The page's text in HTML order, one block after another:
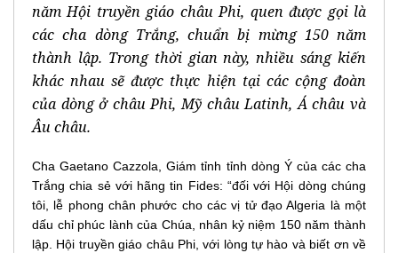
năm Hội truyền giáo châu Phi, quen được gọi là
các cha dòng Trắng, chuẩn bị mừng 150 năm
thành lập. Trong thời gian này, nhiều sáng kiến
khác nhau sẽ được thực hiện tại các cộng đoàn
của dòng ở châu Phi, Mỹ châu Latinh, Á châu và
Âu châu.
Cha Gaetano Cazzola, Giám tỉnh tỉnh dòng Ý của các cha
Trắng chia sẻ với hãng tin Fides: “đối với Hội dòng chúng
tôi, lễ phong chân phước cho các vị tử đạo Algeria là một
dấu chỉ phúc lành của Chúa, nhân kỷ niệm 150 năm thành
lập. Hội truyền giáo châu Phi, với lòng tự hào và biết ơn về